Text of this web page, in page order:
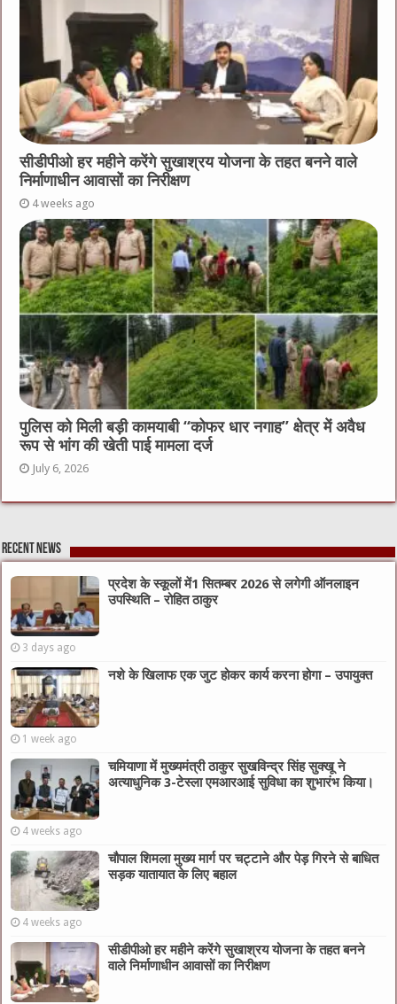
सीडीपीओ हर महीने करेंगे सुखाश्रय योजना के तहत बनने वाले
निर्माणाधीन आवासों का निरीक्षण
4 weeks ago
पुलिस को मिली बड़ी कामयाबी “कोफर धार नगाह” क्षेत्र में अवैध
रूप से भांग की खेती पाई मामला दर्ज
July 6, 2026
Recent News
प्रदेश के स्कूलों में1 सितम्बर 2026 से लगेगी ऑनलाइन
उपस्थिति – रोहित ठाकुर
3 days ago
नशे के खिलाफ एक जुट होकर कार्य करना होगा – उपायुक्त
1 week ago
चमियाणा में मुख्यमंत्री ठाकुर सुखविन्द्र सिंह सुक्खू ने
अत्याधुनिक 3-टेस्ला एमआरआई सुविधा का शुभारंभ किया।
4 weeks ago
चौपाल शिमला मुख्य मार्ग पर चट्टाने और पेड़ गिरने से बाधित
सड़क यातायात के लिए बहाल
4 weeks ago
सीडीपीओ हर महीने करेंगे सुखाश्रय योजना के तहत बनने
वाले निर्माणाधीन आवासों का निरीक्षण